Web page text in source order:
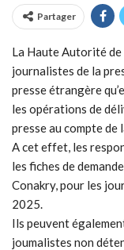
Partager
La Haute Autorité
journalistes de la
presse étrangère
les opérations de
presse au compte
A cet effet, les
les fiches de
Conakry, pour les
2025.
Ils peuvent
joumalistes non